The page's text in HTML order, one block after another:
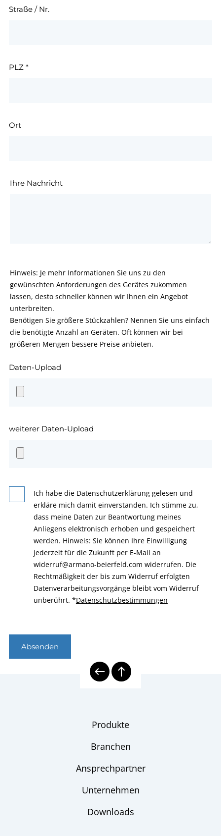
Straße / Nr.
PLZ *
Ort
Ihre Nachricht
Hinweis: Je mehr Informationen Sie uns zu den
gewünschten Anforderungen des Gerätes zukommen
lassen, desto schneller können wir Ihnen ein Angebot
unterbreiten.
Benötigen Sie größere Stückzahlen? Nennen Sie uns einfach
die benötigte Anzahl an Geräten. Oft können wir bei
größeren Mengen bessere Preise anbieten.
Daten-Upload
weiterer Daten-Upload
Ich habe die Datenschutzerklärung gelesen und
erkläre mich damit einverstanden. Ich stimme zu,
dass meine Daten zur Beantwortung meines
Anliegens elektronisch erhoben und gespeichert
werden. Hinweis: Sie können Ihre Einwilligung
jederzeit für die Zukunft per E-Mail an
widerruf@armano-beierfeld.com widerrufen. Die
Rechtmäßigkeit der bis zum Widerruf erfolgten
Datenverarbeitungsvorgänge bleibt vom Widerruf
unberührt. *Datenschutzbestimmungen
Absenden
Produkte
Branchen
Ansprechpartner
Unternehmen
Downloads